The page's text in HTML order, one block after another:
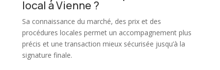
local à Vienne ?
Sa connaissance du marché, des prix et des
procédures locales permet un accompagnement plus
précis et une transaction mieux sécurisée jusqu’à la
signature finale.